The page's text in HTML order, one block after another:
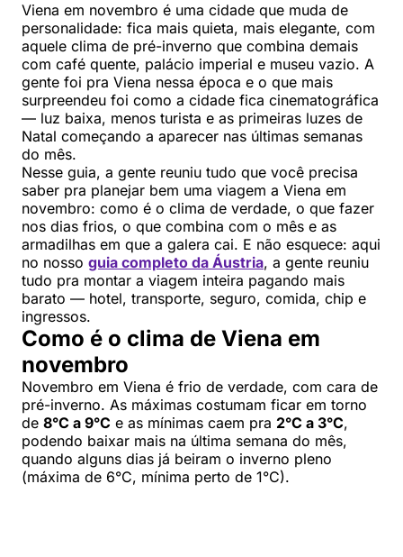
Viena em novembro é uma cidade que muda de
personalidade: fica mais quieta, mais elegante, com
aquele clima de pré-inverno que combina demais
com café quente, palácio imperial e museu vazio. A
gente foi pra Viena nessa época e o que mais
surpreendeu foi como a cidade fica cinematográfica
— luz baixa, menos turista e as primeiras luzes de
Natal começando a aparecer nas últimas semanas
do mês.
Nesse guia, a gente reuniu tudo que você precisa
saber pra planejar bem uma viagem a Viena em
novembro: como é o clima de verdade, o que fazer
nos dias frios, o que combina com o mês e as
armadilhas em que a galera cai. E não esquece: aqui
no nosso guia completo da Áustria, a gente reuniu
tudo pra montar a viagem inteira pagando mais
barato — hotel, transporte, seguro, comida, chip e
ingressos.
Como é o clima de Viena em
novembro
Novembro em Viena é frio de verdade, com cara de
pré-inverno. As máximas costumam ficar em torno
de 8°C a 9°C e as mínimas caem pra 2°C a 3°C,
podendo baixar mais na última semana do mês,
quando alguns dias já beiram o inverno pleno
(máxima de 6°C, mínima perto de 1°C).